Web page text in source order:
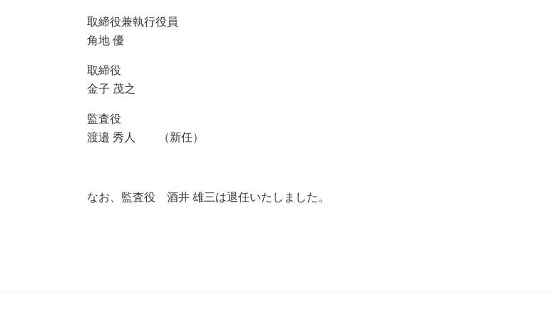
取締役兼執行役員
角地 優
取締役
金子 茂之
監査役
渡邉 秀人 （新任）
なお、監査役 酒井 雄三は退任いたしました。